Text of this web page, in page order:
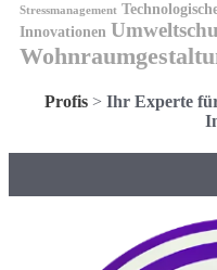
Stressmanagement
Innovationen
Profis > Ihr Experte